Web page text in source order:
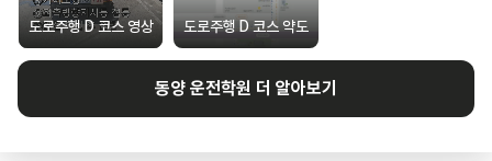
도로주행 D 코스 영상 도로주행 D 코스 약도
동양 운전학원 더 알아보기